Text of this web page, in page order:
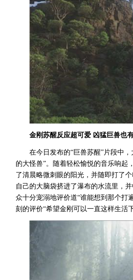
金刚苏醒反应超可爱 凶猛巨兽也
在今日发布的“巨兽苏醒”片段中
的大怪兽”。随着轻松愉悦的音乐响起
了清晨略微刺眼的阳光，并随即打了
自己的大脑袋挤进了瀑布的水流里，
众十分宠溺地评价道“谁能想到那个打
刻的评价“希望金刚可以一直这样生活